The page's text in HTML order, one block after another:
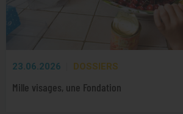
23.06.2026 DOSSIERS
Mille visages, une Fondation